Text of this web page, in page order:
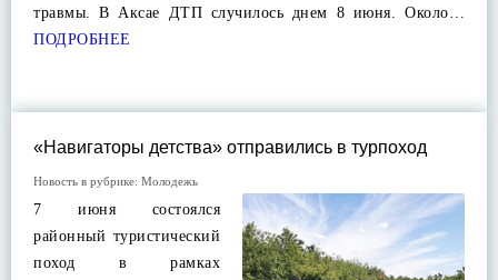
травмы. В Аксае ДТП случилось днем 8 июня. Около…
ПОДРОБНЕЕ
«Навигаторы детства» отправились в турпоход
Новость в рубрике: Молодежь
7 июня состоялся
районный туристический
поход в рамках